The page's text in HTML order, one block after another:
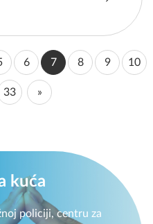
6 7 8 9 10
33 »
kuća
policiji, centru za